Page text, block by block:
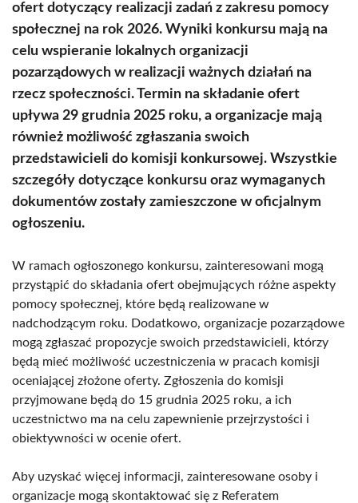
ofert dotyczący realizacji zadań z zakresu pomocy
społecznej na rok 2026. Wyniki konkursu mają na
celu wspieranie lokalnych organizacji
pozarządowych w realizacji ważnych działań na
rzecz społeczności. Termin na składanie ofert
upływa 29 grudnia 2025 roku, a organizacje mają
również możliwość zgłaszania swoich
przedstawicieli do komisji konkursowej. Wszystkie
szczegóły dotyczące konkursu oraz wymaganych
dokumentów zostały zamieszczone w oficjalnym
ogłoszeniu.
W ramach ogłoszonego konkursu, zainteresowani mogą
przystąpić do składania ofert obejmujących różne aspekty
pomocy społecznej, które będą realizowane w
nadchodzącym roku. Dodatkowo, organizacje pozarządowe
mogą zgłaszać propozycje swoich przedstawicieli, którzy
będą mieć możliwość uczestniczenia w pracach komisji
oceniającej złożone oferty. Zgłoszenia do komisji
przyjmowane będą do 15 grudnia 2025 roku, a ich
uczestnictwo ma na celu zapewnienie przejrzystości i
obiektywności w ocenie ofert.
Aby uzyskać więcej informacji, zainteresowane osoby i
organizacje mogą skontaktować się z Referatem